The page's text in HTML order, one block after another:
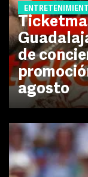
de
agosto